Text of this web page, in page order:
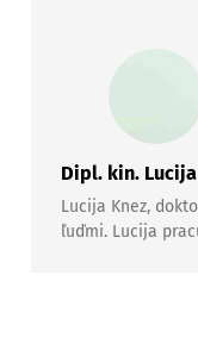
Dipl. kin. Lucija
Lucija Knez,
ľuďmi. Lucija